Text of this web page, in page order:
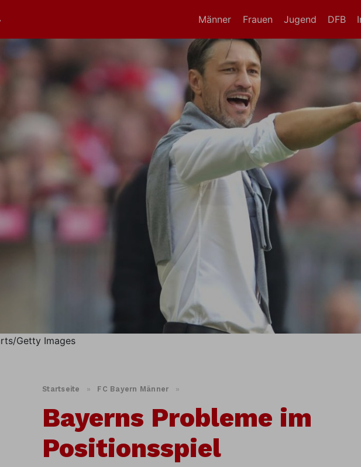
Männer Frauen Jugend DFB
Getty Images
Startseite » FC Bayern Männer »
Bayerns Probleme im
Positionsspiel